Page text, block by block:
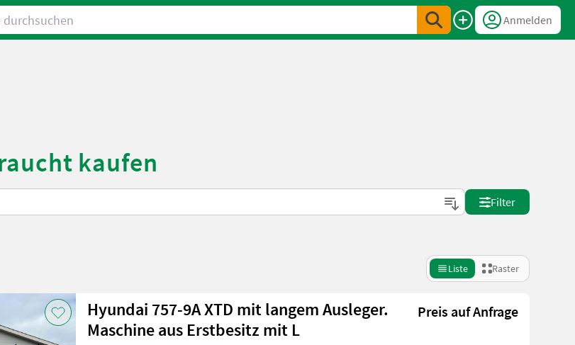
Anmelden
kaufen
Filter
Liste Raster
Hyundai 757-9A XTD mit langem Ausleger.
Maschine aus Erstbesitz mit L
Preis auf Anfrage